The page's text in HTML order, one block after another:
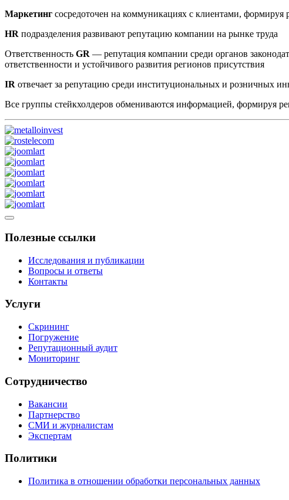
Маркетинг сосредоточен на коммуникациях с клиентами,
HR подразделения развивают репутацию компании на рынке труда
Ответственность GR — репутация компании среди органов
ответственности и устойчивого развития регионов присутствия
IR отвечает за репутацию среди институциональных и розничных
Все группы стейкхолдеров обмениваются информацией, формируя
Полезные ссылки
Исследования и публикации
Вопросы и ответы
Контакты
Услуги
Скрининг
Погружение
Репутационный аудит
Мониторинг
Сотрудничество
Вакансии
Партнерство
СМИ и журналистам
Экспертам
Политики
Политика в отношении обработки персональных данных